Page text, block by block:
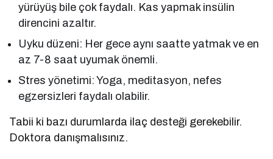
yürüyüş bile çok faydalı. Kas yapmak insülin
direncini azaltır.
Uyku düzeni: Her gece aynı saatte yatmak ve en
az 7-8 saat uyumak önemli.
Stres yönetimi: Yoga, meditasyon, nefes
egzersizleri faydalı olabilir.
Tabii ki bazı durumlarda ilaç desteği gerekebilir.
Doktora danışmalısınız.